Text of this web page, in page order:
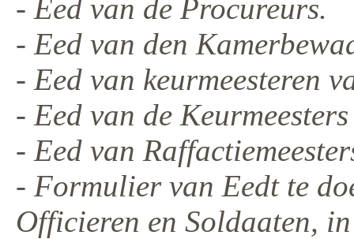
- Eed van de Procureurs.
- Eed van den
- Eed van keurmeesteren
- Eed van de
- Eed van
- Formulier van Eedt te
Officieren en Soldaaten,